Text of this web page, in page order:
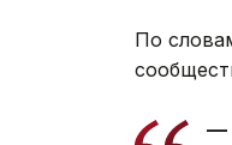
По
—